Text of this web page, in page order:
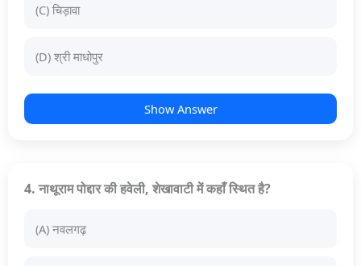
(C) चिड़ावा
(D) श्री माधोपुर
Show Answer
4. नाथूराम पोद्दार की हवेली, शेखावाटी में कहाँ स्थित है?
(A) नवलगढ़